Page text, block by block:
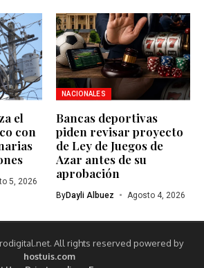
el
con
5, 2026
NACIONALES
Bancas deportivas
piden revisar proyecto
de Ley de Juegos de
Azar antes de su
aprobación
ByDayli Albuez Agosto 4, 2026
All rights reserved powered by
hostuis.com